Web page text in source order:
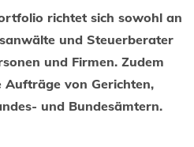
richtet sich sowohl an
und Steuerberater
und Firmen. Zudem
von Gerichten,
und Bundesämtern.